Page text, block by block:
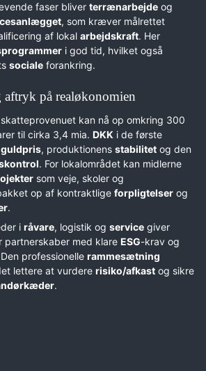
faser bliver terrænarbejde og
, som kræver målrettet
af lokal arbejdskraft. Her
i god tid, hvilket også
sociale forankring.
på realøkonomien
kan nå op omkring 300
til cirka 3,4 mia. DKK i de første
guldpris, produktionens stabilitet og den
. For lokalområdet kan midlerne
som veje, skoler og
op af kontraktlige forpligtelser og
.
i råvare, logistik og service giver
partnerskaber med klare ESG-krav og
professionelle rammesætning
lettere at vurdere risiko/afkast og sikre
.